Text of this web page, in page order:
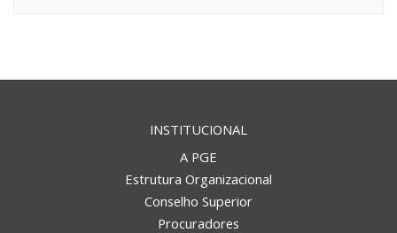
INSTITUCIONAL
A PGE
Estrutura Organizacional
Conselho Superior
Procuradores